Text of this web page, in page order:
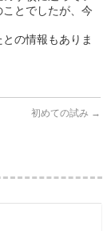
とでしたが、今
の情報もありま
初めての試み →